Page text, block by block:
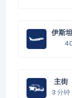
伊斯
主街
3 分钟